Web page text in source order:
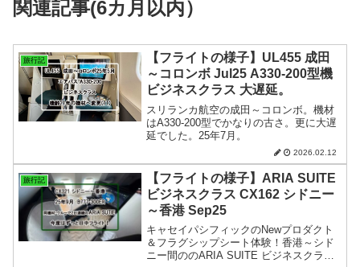
関連記事(6カ月以内）
旅行記
【フライトの様子】UL455 成田
～コロンボ Jul25 A330-200型機
ビジネスクラス 大遅延。
スリランカ航空の成田～コロンボ。機材
はA330-200型でかなりの古さ。更に大遅
延でした。25年7月。
2026.02.12
旅行記
【フライトの様子】ARIA SUITE
ビジネスクラス CX162 シドニー
～香港 Sep25
キャセイパシフィックのNewプロダクト
＆フラグシップシート体験！香港～シド
ニー間ののARIA SUITE ビジネスクラス